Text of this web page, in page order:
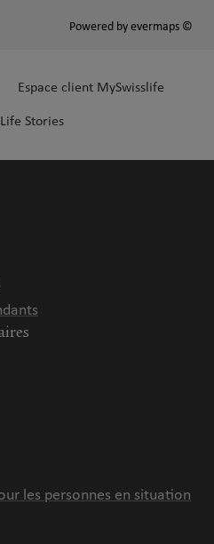
Powered by evermaps ©
Espace client MySwisslife
Stories
les personnes en situation